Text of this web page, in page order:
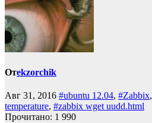
Отekzorchik
Авг 31, 2016 #ubuntu 12.04, #Zabbix,
temperature, #zabbix wget uudd.html
Прочитано: 1 990